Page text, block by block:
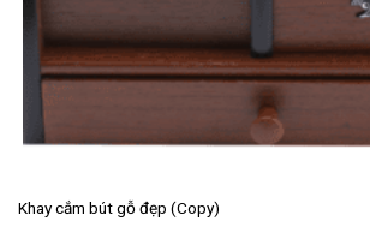
Khay cắm bút gỗ đẹp (Copy)